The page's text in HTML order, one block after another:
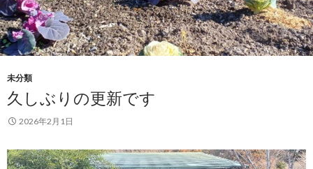
未分類
久しぶりの更新です
2026年2月1日